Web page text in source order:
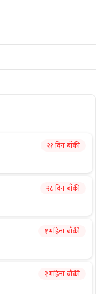
२१ दिन बाँकी
२८ दिन बाँकी
१ महिना बाँकी
२ महिना बाँकी